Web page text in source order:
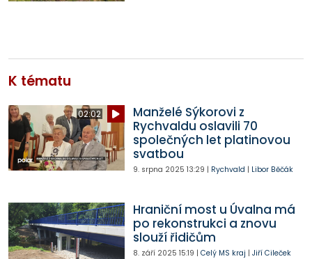
K tématu
02:02
Manželé Sýkorovi z
Rychvaldu oslavili 70
společných let platinovou
svatbou
9. srpna 2025 13:29 | Rychvald | Libor Běčák
Hraniční most u Úvalna má
po rekonstrukci a znovu
slouží řidičům
8. září 2025 15:19 | Celý MS kraj | Jiří Cileček